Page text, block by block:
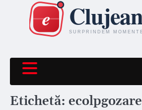
content
Etichetă: ecolpgozare